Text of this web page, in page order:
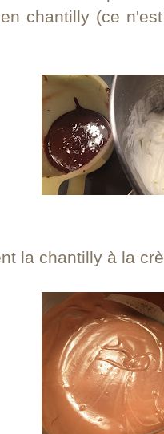
chantilly (ce
la chantilly à la